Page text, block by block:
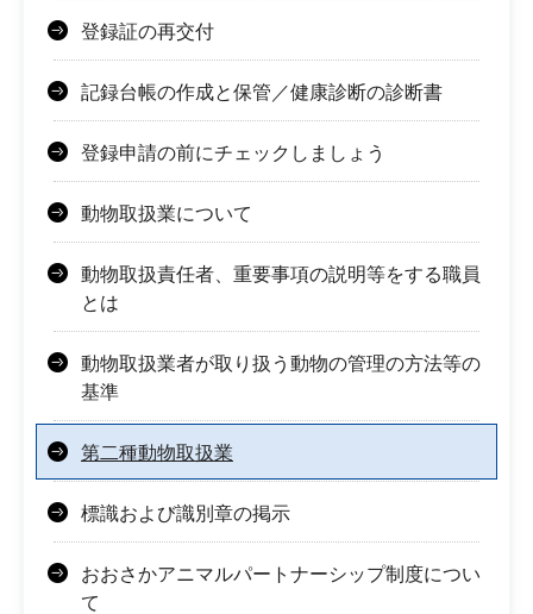
登録証の再交付
記録台帳の作成と保管／健康診断の診断書
登録申請の前にチェックしましょう
動物取扱業について
動物取扱責任者、重要事項の説明等をする職員
とは
動物取扱業者が取り扱う動物の管理の方法等の
基準
第二種動物取扱業
標識および識別章の掲示
おおさかアニマルパートナーシップ制度につい
て